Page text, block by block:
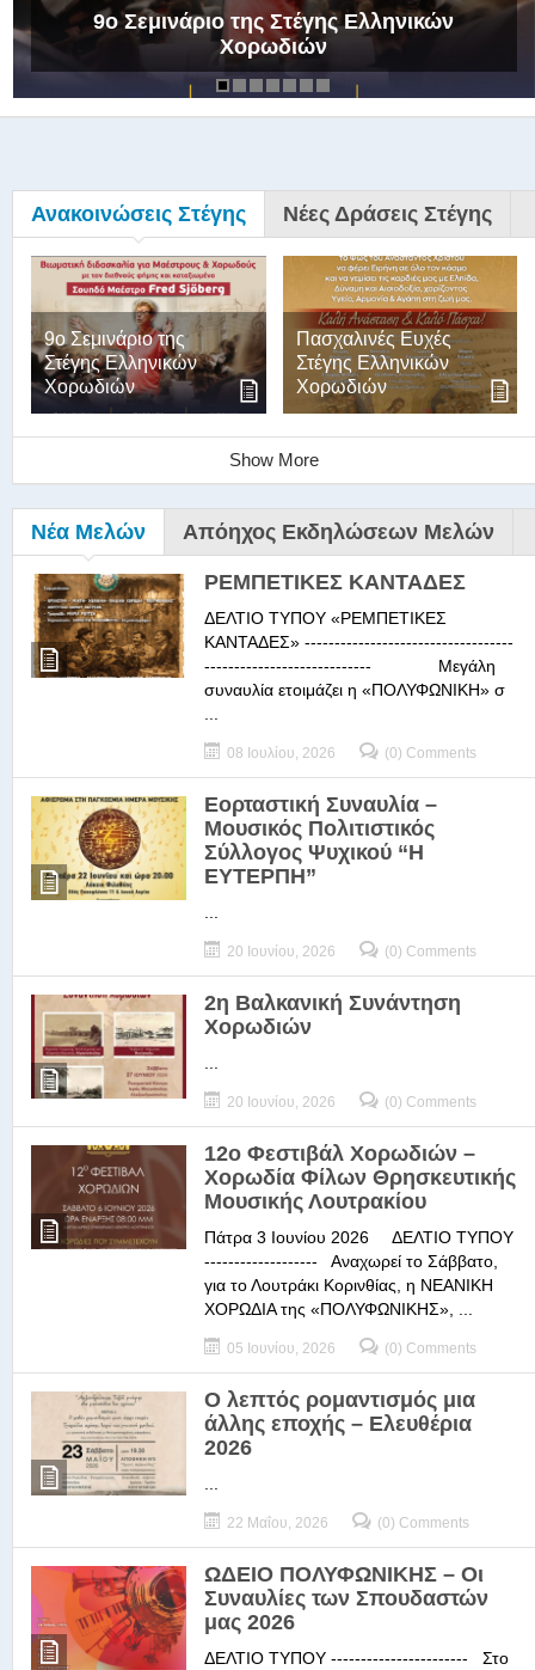
9ο Σεμινάριο της Στέγης Ελληνικών
Χορωδιών
Ανακοινώσεις Στέγης Νέες Δράσεις Στέγης
9ο Σεμινάριο της
Στέγης Ελληνικών
Χορωδιών
Πασχαλινές Ευχές
Στέγης Ελληνικών
Χορωδιών
Show More
Νέα Μελών Απόηχος Εκδηλώσεων Μελών
ΡΕΜΠΕΤΙΚΕΣ ΚΑΝΤΑΔΕΣ
ΔΕΛΤΙΟ ΤΥΠΟΥ «ΡΕΜΠΕΤΙΚΕΣ
ΚΑΝΤΑΔΕΣ» -----------------------------------
---------------------------- Μεγάλη
συναυλία ετοιμάζει η «ΠΟΛΥΦΩΝΙΚΗ» σ
08 Ιουλίου, 2026 (0) Comments
Εορταστική Συναυλία –
Μουσικός Πολιτιστικός
Σύλλογος Ψυχικού “Η
ΕΥΤΕΡΠΗ”
20 Ιουνίου, 2026 (0) Comments
2η Βαλκανική Συνάντηση
Χορωδιών
20 Ιουνίου, 2026 (0) Comments
12ο Φεστιβάλ Χορωδιών –
Χορωδία Φίλων Θρησκευτικής
Μουσικής Λουτρακίου
Πάτρα 3 Ιουνίου 2026 ΔΕΛΤΙΟ ΤΥΠΟΥ
------------------- Αναχωρεί το Σάββατο,
για το Λουτράκι Κορινθίας, η ΝΕΑΝΙΚΗ
ΧΟΡΩΔΙΑ της «ΠΟΛΥΦΩΝΙΚΗΣ», ...
05 Ιουνίου, 2026 (0) Comments
Ο λεπτός ρομαντισμός μια
άλλης εποχής – Ελευθέρια
2026
22 Μαΐου, 2026 (0) Comments
ΩΔΕΙΟ ΠΟΛΥΦΩΝΙΚΗΣ – Οι
Συναυλίες των Σπουδαστών
μας 2026
ΔΕΛΤΙΟ ΤΥΠΟΥ ----------------------- Στο